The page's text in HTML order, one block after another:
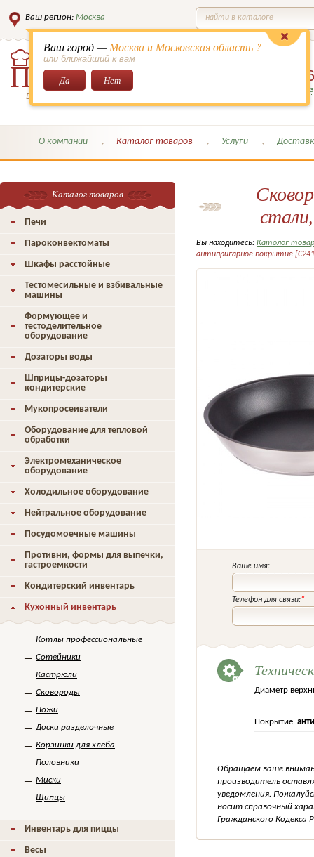
Ваш регион: Москва
Ваш город —Москва и Московская область ?
или ближайший к вам
Да Нет
найти в каталоге
Всё для кондитеров и поваров!
649-
Заказать обратный
О компании Каталог товаров Услуги
Вы находитесь: Католог
антипригарное покрытие
Ваше имя:
Телефон для связи:*
Диаметр
Покрытие:
Обращаем ваше
производитель
уведомления.
носит справочный
Гражданского Кодекса
Каталог товаров
Печи
Пароконвектоматы
Шкафы расстойные
Тестомесильные и взбивальные
машины
Формующее и
тестоделительное
оборудование
Дозаторы воды
Шприцы-дозаторы
кондитерские
Мукопросеиватели
Оборудование для тепловой
обработки
Электромеханическое
оборудование
Холодильное оборудование
Нейтральное оборудование
Посудомоечные машины
Противни, формы для выпечки,
гастроемкости
Кондитерский инвентарь
Кухонный инвентарь
Котлы профессиональные
Сотейники
Кастрюли
Сковороды
Ножи
Доски разделочные
Корзинки для хлеба
Половники
Миски
Щипцы
Инвентарь для пиццы
Весы